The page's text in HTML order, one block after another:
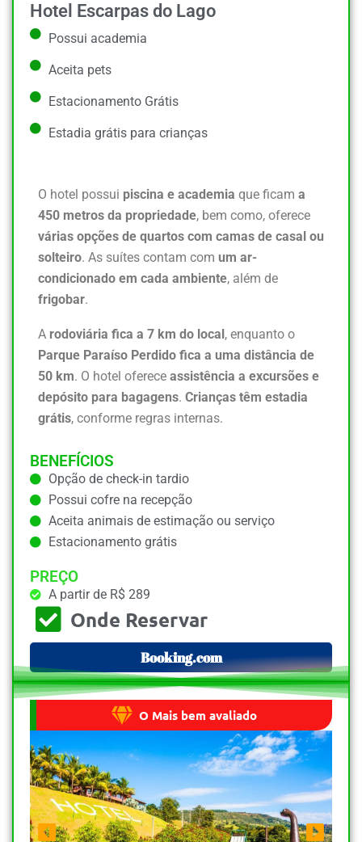
Hotel Escarpas do Lago
Possui academia
Aceita pets
Estacionamento Grátis
Estadia grátis para crianças
O hotel possui piscina e academia que ficam a
450 metros da propriedade, bem como, oferece
várias opções de quartos com camas de casal ou
solteiro. As suítes contam com um ar-
condicionado em cada ambiente, além de
frigobar.
A rodoviária fica a 7 km do local , enquanto o
Parque Paraíso Perdido fica a uma distância de
50 km. O hotel oferece assistência a excursões e
depósito para bagagens. Crianças têm estadia
grátis, conforme regras internas.
BENEFÍCIOS
Opção de check-in tardio
Possui cofre na recepção
Aceita animais de estimação ou serviço
Estacionamento grátis
PREÇO
A partir de R$ 289
Onde Reservar
Booking.com
O Mais bem avaliado